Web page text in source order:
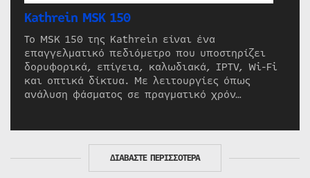
Kathrein MSK 150
Το MSK 150 της Kathrein είναι ένα
επαγγελματικό πεδιόμετρο που υποστηρίζει
δορυφορικά, επίγεια, καλωδιακά, IPTV, Wi-Fi
και οπτικά δίκτυα. Με λειτουργίες όπως
ανάλυση φάσματος σε πραγματικό χρόν…
ΔΙΑΒΑΣΤΕ ΠΕΡΙΣΣΟΤΕΡΑ